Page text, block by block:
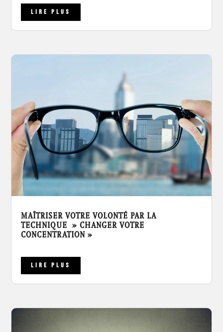
LIRE PLUS
MAÎTRISER VOTRE VOLONTÉ PAR LA
TECHNIQUE » CHANGER VOTRE
CONCENTRATION »
LIRE PLUS